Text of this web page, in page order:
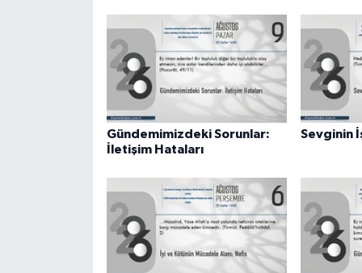
Gündemimizdeki Sorunlar:
İletişim Hataları
Sevginin
Gümüşhane Müftülüğü
Hakkari Müftülüğü
Hatay Müftülüğü
Iğdır Müftülüğü
Isparta Müftülüğü
İstanbul Müftülüğü
İzmir Müftülüğü